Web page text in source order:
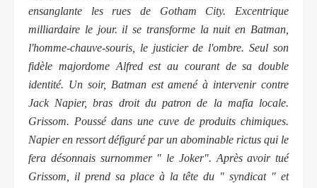
ensanglante les rues de Gotham City. Excentrique
milliardaire le jour. il se transforme la nuit en Batman,
l'homme-chauve-souris, le justicier de l'ombre. Seul son
fidèle majordome Alfred est au courant de sa double
identité. Un soir, Batman est amené à intervenir contre
Jack Napier, bras droit du patron de la mafia locale.
Grissom. Poussé dans une cuve de produits chimiques.
Napier en ressort défiguré par un abominable rictus qui le
fera désonnais surnommer " le Joker". Après avoir tué
Grissom, il prend sa place à la tête du " syndicat " et